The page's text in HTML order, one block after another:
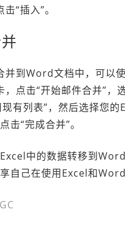
“插入”。
并到Word文档中，可以
点击“开始邮件合并”，
有列表”，然后选择您
“完成合并”。
中的数据转移到
自己在使用Excel和